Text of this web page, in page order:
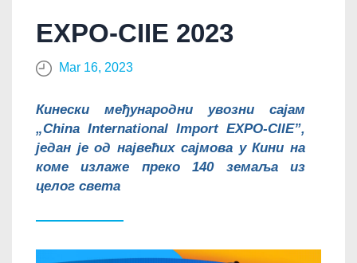
EXPO-CIIE 2023
Mar 16, 2023
Кинески међународни увозни сајам
„China International Import EXPO-CIIE”,
један је од највећих сајмова у Кини на
коме излаже преко 140 земаља из
целог света